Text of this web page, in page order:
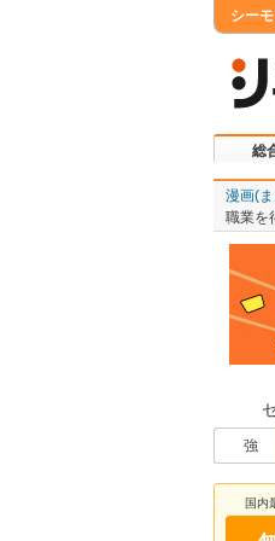
シー
総
漫画(
職業を
強
国内